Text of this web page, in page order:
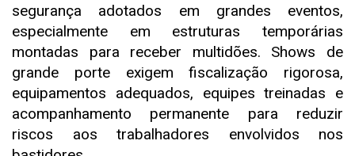
segurança adotados em grandes eventos,
especialmente em estruturas temporárias
montadas para receber multidões. Shows de
grande porte exigem fiscalização rigorosa,
equipamentos adequados, equipes treinadas e
acompanhamento permanente para reduzir
riscos aos trabalhadores envolvidos nos